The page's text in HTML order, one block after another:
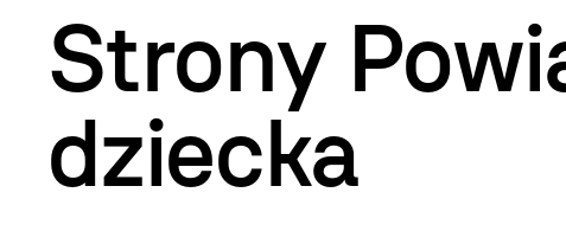
Strony
dziecka